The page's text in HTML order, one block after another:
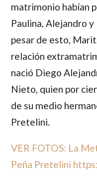
matrimonio habían
Paulina, Alejandro
pesar de esto,
relación
nació Diego
Nieto, quien por
de su medio
Pretelini.
VER FOTOS: La
Peña Pretelini